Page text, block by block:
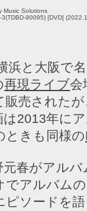
Music Solutions
3(TDBD-90095) [DVD]
浜と大阪で
再現ライブ会
販売された
は2013年に
ときも同様の
元春がアル
でアルバム
ピソードを